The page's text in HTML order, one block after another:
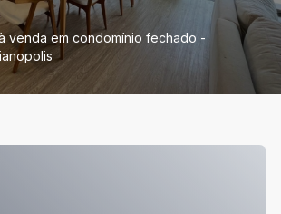
venda em condomínio fechado -